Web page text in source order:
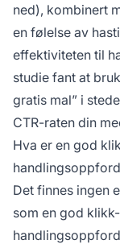
ned), kombinert
en følelse av
effektiviteten til
studie fant at
gratis mal” i
CTR-raten din
Hva er en god
Det finnes ingen
som en god